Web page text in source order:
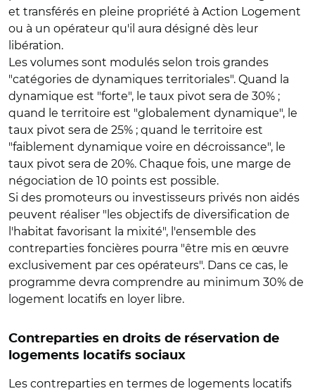
et transférés en pleine propriété à Action Logement
ou à un opérateur qu'il aura désigné dès leur
libération.
Les volumes sont modulés selon trois grandes
"catégories de dynamiques territoriales". Quand la
dynamique est "forte", le taux pivot sera de 30% ;
quand le territoire est "globalement dynamique", le
taux pivot sera de 25% ; quand le territoire est
"faiblement dynamique voire en décroissance", le
taux pivot sera de 20%. Chaque fois, une marge de
négociation de 10 points est possible.
Si des promoteurs ou investisseurs privés non aidés
peuvent réaliser "les objectifs de diversification de
l'habitat favorisant la mixité", l'ensemble des
contreparties foncières pourra "être mis en œuvre
exclusivement par ces opérateurs". Dans ce cas, le
programme devra comprendre au minimum 30% de
logement locatifs en loyer libre.
Contreparties en droits de réservation de
logements locatifs sociaux
Les contreparties en termes de logements locatifs